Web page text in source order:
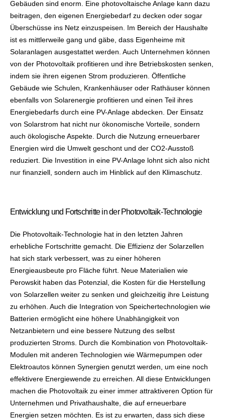
Gebäuden sind enorm. Eine photovoltaische Anlage kann dazu
beitragen, den eigenen Energiebedarf zu decken oder sogar
Überschüsse ins Netz einzuspeisen. Im Bereich der Haushalte
ist es mittlerweile gang und gäbe, dass Eigenheime mit
Solaranlagen ausgestattet werden. Auch Unternehmen können
von der Photovoltaik profitieren und ihre Betriebskosten senken,
indem sie ihren eigenen Strom produzieren. Öffentliche
Gebäude wie Schulen, Krankenhäuser oder Rathäuser können
ebenfalls von Solarenergie profitieren und einen Teil ihres
Energiebedarfs durch eine PV-Anlage abdecken. Der Einsatz
von Solarstrom hat nicht nur ökonomische Vorteile, sondern
auch ökologische Aspekte. Durch die Nutzung erneuerbarer
Energien wird die Umwelt geschont und der CO2-Ausstoß
reduziert. Die Investition in eine PV-Anlage lohnt sich also nicht
nur finanziell, sondern auch im Hinblick auf den Klimaschutz.
Entwicklung und Fortschritte in der Photovoltaik-Technologie
Die Photovoltaik-Technologie hat in den letzten Jahren
erhebliche Fortschritte gemacht. Die Effizienz der Solarzellen
hat sich stark verbessert, was zu einer höheren
Energieausbeute pro Fläche führt. Neue Materialien wie
Perowskit haben das Potenzial, die Kosten für die Herstellung
von Solarzellen weiter zu senken und gleichzeitig ihre Leistung
zu erhöhen. Auch die Integration von Speichertechnologien wie
Batterien ermöglicht eine höhere Unabhängigkeit von
Netzanbietern und eine bessere Nutzung des selbst
produzierten Stroms. Durch die Kombination von Photovoltaik-
Modulen mit anderen Technologien wie Wärmepumpen oder
Elektroautos können Synergien genutzt werden, um eine noch
effektivere Energiewende zu erreichen. All diese Entwicklungen
machen die Photovoltaik zu einer immer attraktiveren Option für
Unternehmen und Privathaushalte, die auf erneuerbare
Energien setzen möchten. Es ist zu erwarten, dass sich diese